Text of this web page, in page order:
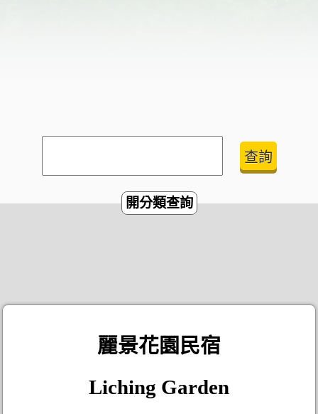
開分類查詢
麗景花園民宿
Liching Garden